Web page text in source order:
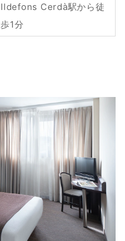
Ildefons Cerdà駅から徒
歩1分